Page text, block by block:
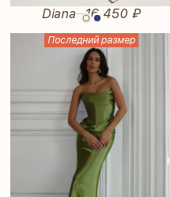
Diana—16 450 ₽
Последний размер